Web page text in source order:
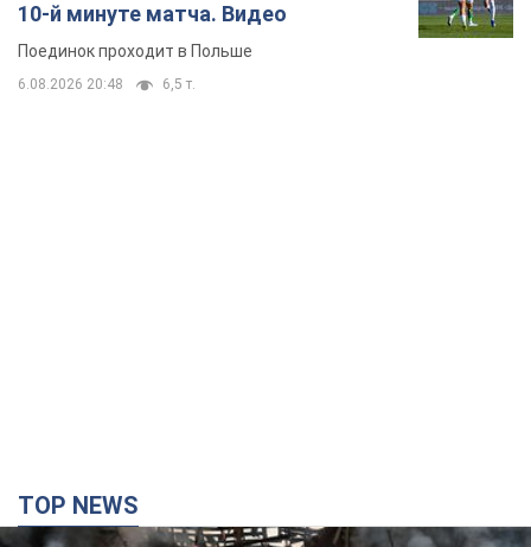
10-й минуте матча. Видео
Поединок проходит в Польше
6.08.2026 20:48 6,5 т.
TOP NEWS